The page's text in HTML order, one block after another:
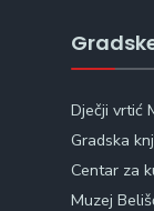
Dječji vrtić
Gradska
Centar za
Muzej